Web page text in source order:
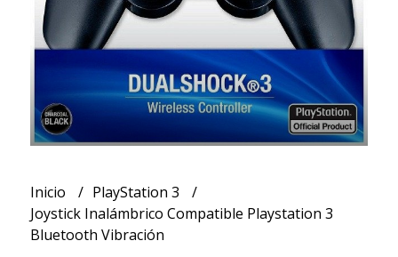
Inicio
PlayStation 3
Joystick Inalámbrico Compatible Playstation 3
Bluetooth Vibración